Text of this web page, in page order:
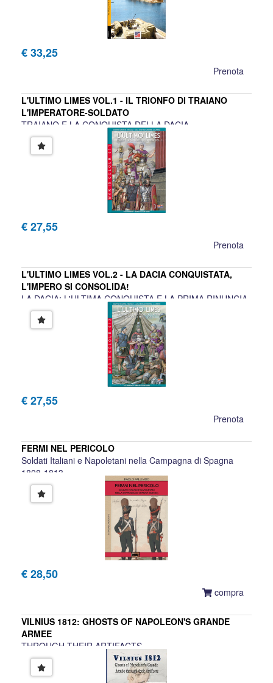
€ 33,25
Prenota
L'ULTIMO LIMES VOL.1 - IL TRIONFO DI TRAIANO
L'IMPERATORE-SOLDATO
TRAIANO E LA CONQUISTA DELLA DACIA
Chantal Fantuzzi, Luca Cristini
€ 27,55
Prenota
L'ULTIMO LIMES VOL.2 - LA DACIA CONQUISTATA,
L'IMPERO SI CONSOLIDA!
LA DACIA: L'ULTIMA CONQUISTA E LA PRIMA RINUNCIA
DELL'IMPERO
Chantal Fantuzzi, Luca Cristini
€ 27,55
Prenota
FERMI NEL PERICOLO
Soldati Italiani e Napoletani nella Campagna di Spagna
1808-1813
Paolo Palumbo
€ 28,50
compra
VILNIUS 1812: GHOSTS OF NAPOLEON'S GRANDE
ARMEE
THROUGH THEIR ARTIFACTS
P. Richardson, S. Summerfield